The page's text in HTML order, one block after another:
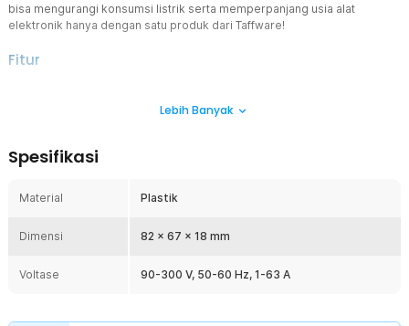
bisa mengurangi konsumsi listrik serta memperpanjang usia alat
elektronik hanya dengan satu produk dari Taffware!
Fitur
Anda bisa saja mematikan penggunaan listrik secara manual, tetapi
memutus atau mengalirkan listrik ke perangkat elektronik. Cara ini
alarm secara manual.
MCB dari Taffware hadir dengan 3 mode penggunaan yang praktis,
Gunakan mode timer untuk menyalakan alat elektronik pada jam
tertentu, mode countdown untuk listrik dengan penghitungan
Lebih Banyak
Spesifikasi
Material Plastik
Dimensi 82 x 67 x 18 mm
Voltase 90-300 V, 50-60 Hz, 1-63 A